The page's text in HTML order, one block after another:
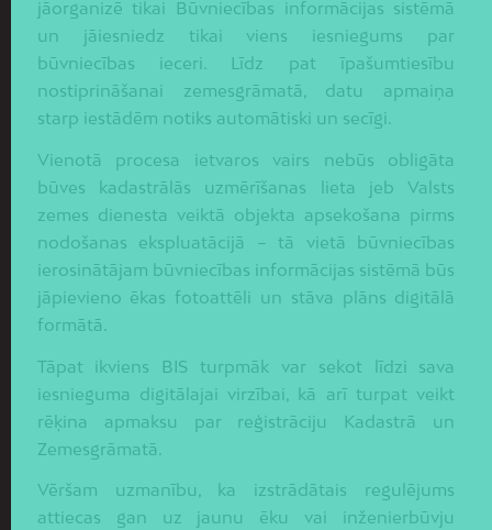
jāorganizē tikai Būvniecības informācijas sistēmā
un jāiesniedz tikai viens iesniegums par
būvniecības ieceri. Līdz pat īpašumtiesību
nostiprināšanai zemesgrāmatā, datu apmaiņa
starp iestādēm notiks automātiski un secīgi.
Vienotā procesa ietvaros vairs nebūs obligāta
būves kadastrālās uzmērīšanas lieta jeb Valsts
zemes dienesta veiktā objekta apsekošana pirms
nodošanas ekspluatācijā – tā vietā būvniecības
ierosinātājam būvniecības informācijas sistēmā būs
jāpievieno ēkas fotoattēli un stāva plāns digitālā
formātā.
Tāpat ikviens BIS turpmāk var sekot līdzi sava
iesnieguma digitālajai virzībai, kā arī turpat veikt
rēķina apmaksu par reģistrāciju Kadastrā un
Zemesgrāmatā.
Vēršam uzmanību, ka izstrādātais regulējums
attiecas gan uz jaunu ēku vai inženierbūvju